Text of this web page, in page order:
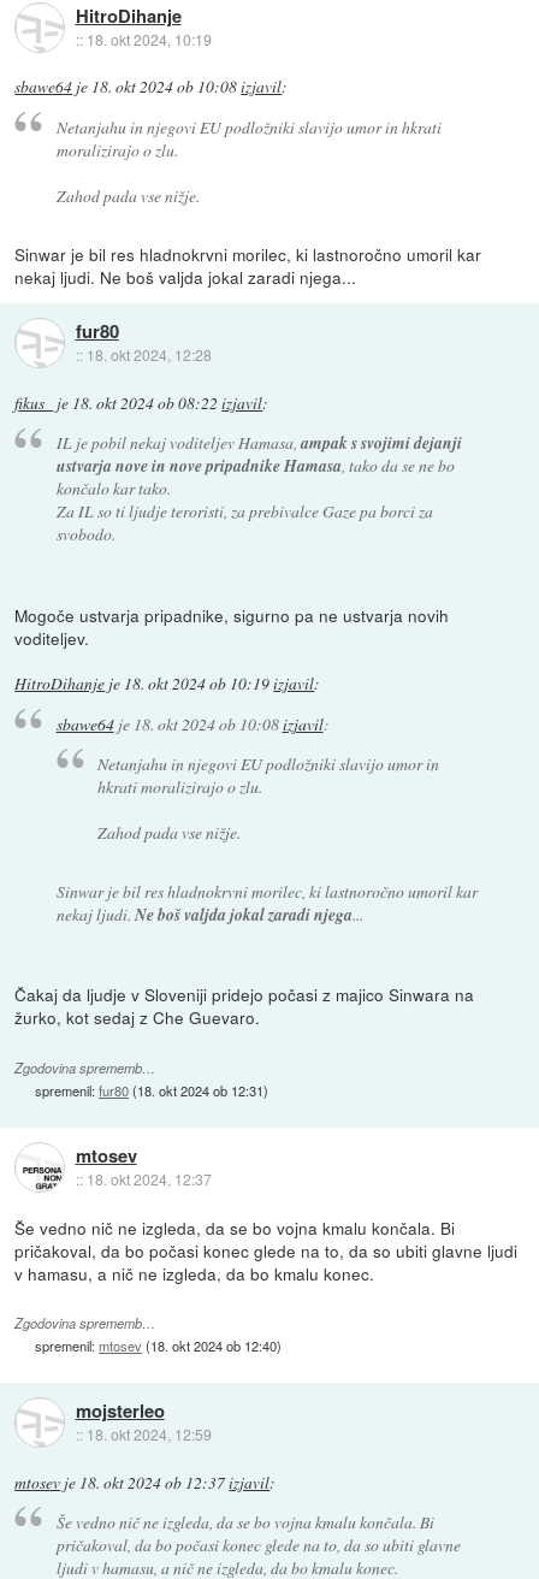
HitroDihanje
:: 18. okt 2024, 10:19
sbawe64 je 18. okt 2024 ob 10:08izjavil:
Netanjahu in njegovi EU podložniki slavijo umor in hkrati
moralizirajo o zlu.
Zahod pada vse nižje.
Sinwar je bil res hladnokrvni morilec, ki lastnoročno umoril kar
nekaj ljudi. Ne boš valjda jokal zaradi njega...
fur80
:: 18. okt 2024, 12:28
fikus_ je 18. okt 2024 ob 08:22 izjavil:
IL je pobil nekaj voditeljev Hamasa,ampak s svojimi dejanji
ustvarja nove in nove pripadnike Hamasa, tako da se ne bo
končalo kar tako.
Za IL so ti ljudje teroristi, za prebivalce Gaze pa borci za
svobodo.
Mogoče ustvarja pripadnike, sigurno pa ne ustvarja novih
voditeljev.
HitroDihanje je 18. okt 2024 ob 10:19izjavil:
sbawe64je 18. okt 2024 ob 10:08izjavil:
Netanjahu in njegovi EU podložniki slavijo umor in
hkrati moralizirajo o zlu.
Zahod pada vse nižje.
Sinwar je bil res hladnokrvni morilec, ki lastnoročno umoril kar
nekaj ljudi. Ne boš valjda jokal zaradi njega...
Čakaj da ljudje v Sloveniji pridejo počasi z majico Sinwara na
žurko, kot sedaj z Che Guevaro.
Zgodovina sprememb…
spremenil:fur80(18. okt 2024 ob 12:31)
mtosev
:: 18. okt 2024, 12:37
Še vedno nič ne izgleda, da se bo vojna kmalu končala. Bi
pričakoval, da bo počasi konec glede na to, da so ubiti glavne ljudi
v hamasu, a nič ne izgleda, da bo kmalu konec.
Zgodovina sprememb…
spremenil:mtosev(18. okt 2024 ob 12:40)
mojsterleo
:: 18. okt 2024, 12:59
mtosev je 18. okt 2024 ob 12:37izjavil:
Še vedno nič ne izgleda, da se bo vojna kmalu končala. Bi
pričakoval, da bo počasi konec glede na to, da so ubiti glavne
ljudi v hamasu, a nič ne izgleda, da bo kmalu konec.